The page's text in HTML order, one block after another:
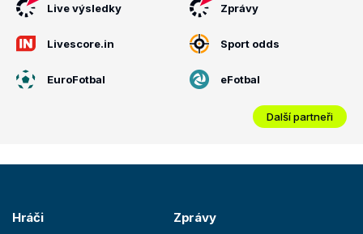
Live výsledky Zprávy
Livescore.in Sport odds
EuroFotbal eFotbal
Další partneři
Hráči Zprávy